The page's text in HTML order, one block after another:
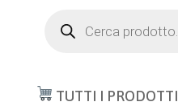
search
TUTTI I PRODOTTI